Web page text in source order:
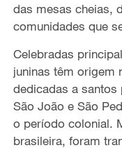
das mesas cheias,
comunidades que
Celebradas
juninas têm origem
dedicadas a santos
São João e São
o período colonial.
brasileira, foram